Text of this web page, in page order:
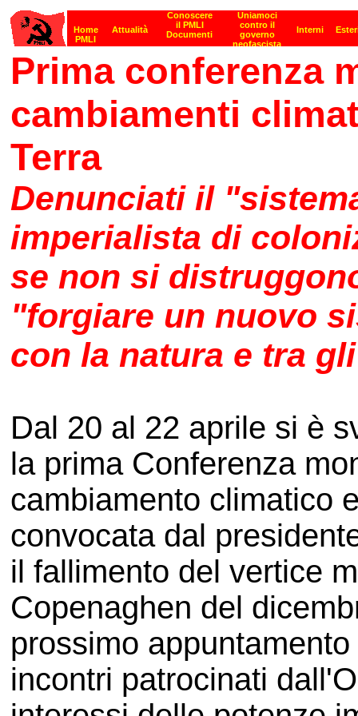
Prima conferenza
cambiamenti
Terra
Denunciati il
imperialista di
se non si
"forgiare un nuovo
con la natura e tra
Dal 20 al 22 aprile si è
la prima Conferenza
cambiamento climatico
convocata dal
il fallimento del vertice
Copenaghen del
prossimo
incontri patrocinati